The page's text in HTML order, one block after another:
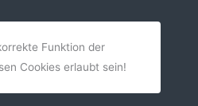
Funktion der
Cookies erlaubt sein!